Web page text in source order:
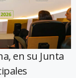
en su Junta